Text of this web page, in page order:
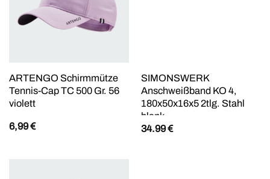
ARTENGO Schirmmütze
Tennis-Cap TC 500 Gr. 56
violett
6,99€
SIMONSWERK
Anschweißband KO 4,
180x50x16x5 2tlg. Stahl
blank
34.99€